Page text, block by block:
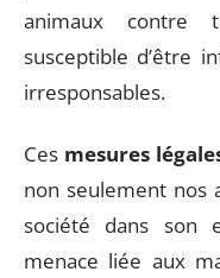
animaux contre
susceptible d’être
irresponsables.
Ces mesures
non seulement nos
société dans son
menace liée aux